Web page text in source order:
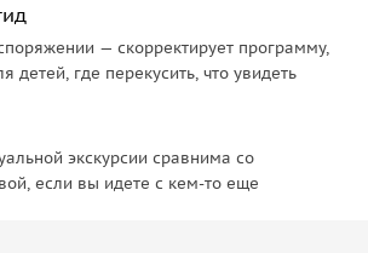
— скорректирует программу,
детей, где перекусить, что увидеть
экскурсии сравнима со
если вы идете с кем-то еще